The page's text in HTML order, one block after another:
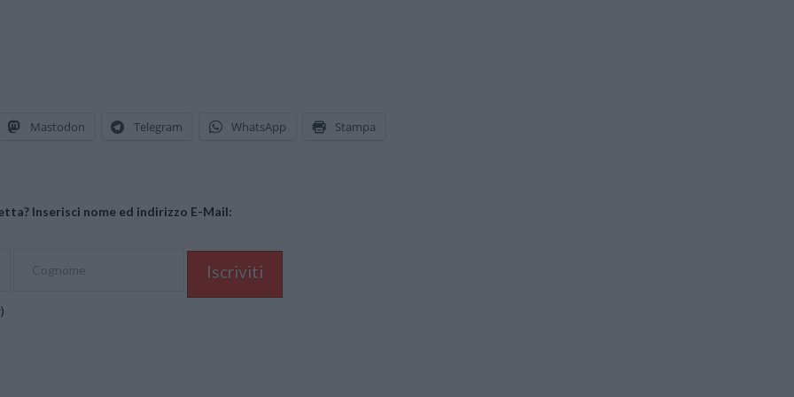
Mastodon Telegram WhatsApp Stampa
Inserisci nome ed indirizzo E-Mail:
)